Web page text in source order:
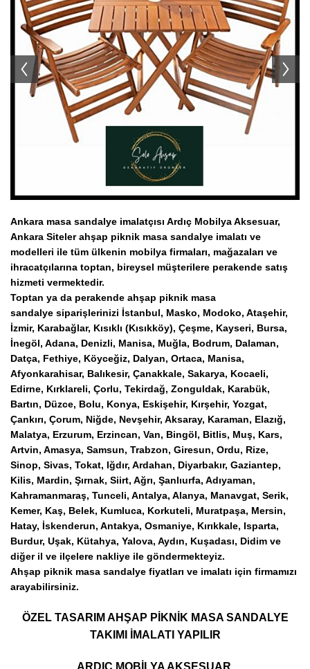
Ahşap Tabure İmalatı Modelleri
Ahşap Servis Arabaları
Koltuk Takımı İmalatı Modelleri
TV Ünitesi İmalatı Modelleri
Ahşap Konsol İmalatı Modelleri
Ahşap Askılık İmalatı Modelleri
Ahşap Komodin İmalatı Modelleri
Ankara masa sandalye imalatçısı Ardıç Mobilya Aksesuar,
Ankara Siteler ahşap piknik masa sandalye imalatı ve
modelleri ile tüm ülkenin mobilya firmaları, mağazaları ve
ihracatçılarına toptan, bireysel müşterilere perakende satış
hizmeti vermektedir.
Toptan ya da perakende ahşap piknik masa
sandalye siparişlerinizi İstanbul, Masko, Modoko, Ataşehir,
İzmir, Karabağlar, Kısıklı (Kısıkköy), Çeşme, Kayseri, Bursa,
İnegöl, Adana, Denizli, Manisa, Muğla, Bodrum, Dalaman,
Datça, Fethiye, Köyceğiz, Dalyan, Ortaca, Manisa,
Afyonkarahisar, Balıkesir, Çanakkale, Sakarya, Kocaeli,
Edirne, Kırklareli, Çorlu, Tekirdağ, Zonguldak, Karabük,
Bartın, Düzce, Bolu, Konya, Eskişehir, Kırşehir, Yozgat,
Çankırı, Çorum, Niğde, Nevşehir, Aksaray, Karaman, Elazığ,
Malatya, Erzurum, Erzincan, Van, Bingöl, Bitlis, Muş, Kars,
Artvin, Amasya, Samsun, Trabzon, Giresun, Ordu, Rize,
Sinop, Sivas, Tokat, Iğdır, Ardahan, Diyarbakır, Gaziantep,
Kilis, Mardin, Şırnak, Siirt, Ağrı, Şanlıurfa, Adıyaman,
Kahramanmaraş, Tunceli, Antalya, Alanya, Manavgat, Serik,
Kemer, Kaş, Belek, Kumluca, Korkuteli, Muratpaşa, Mersin,
Hatay, İskenderun, Antakya, Osmaniye, Kırıkkale, Isparta,
Burdur, Uşak, Kütahya, Yalova, Aydın, Kuşadası, Didim ve
diğer il ve ilçelere nakliye ile göndermekteyiz.
Ahşap piknik masa sandalye fiyatları ve imalatı için firmamızı
arayabilirsiniz.
ÖZEL TASARIM AHŞAP PİKNİK MASA SANDALYE
TAKIMI İMALATI YAPILIR
ARDIÇ MOBİLYA AKSESUAR